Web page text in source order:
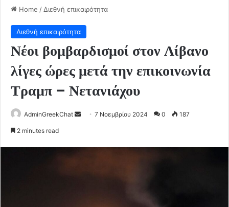
Home / Διεθνή επικαιρότητα
Διεθνή επικαιρότητα
Νέοι βομβαρδισμοί στον Λίβανο
λίγες ώρες μετά την επικοινωνία
Τραμπ – Νετανιάχου
AdminGreekChat
Send7 Νοεμβρίου 2024 0 187
2 minutes read